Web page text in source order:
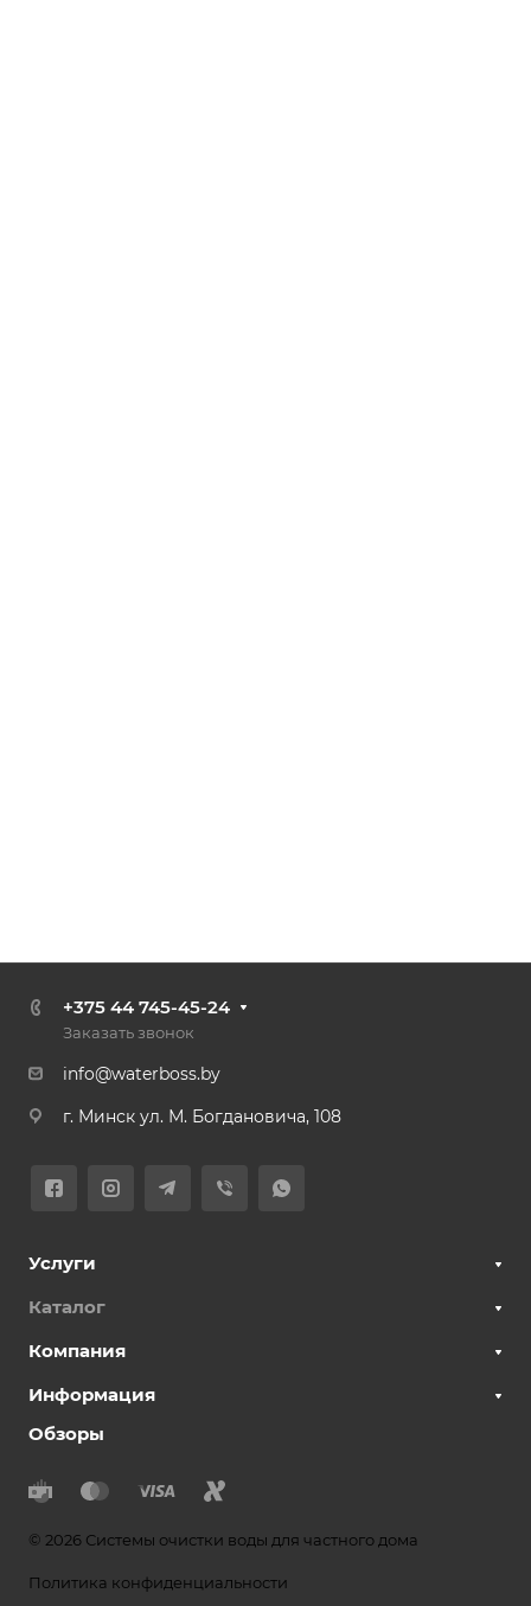
+375 44 745-45-24
Заказать звонок
info@waterboss.by
г. Минск ул. М. Богдановича, 108
Услуги
Каталог
Компания
Информация
Обзоры
© 2026 Системы очистки воды для частного дома
Политика конфиденциальности